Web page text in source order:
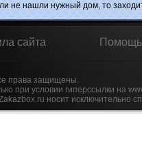
не нашли нужный дом, то
сайта Помощь
права защищены.
при условии гиперссылки на
носит исключительно